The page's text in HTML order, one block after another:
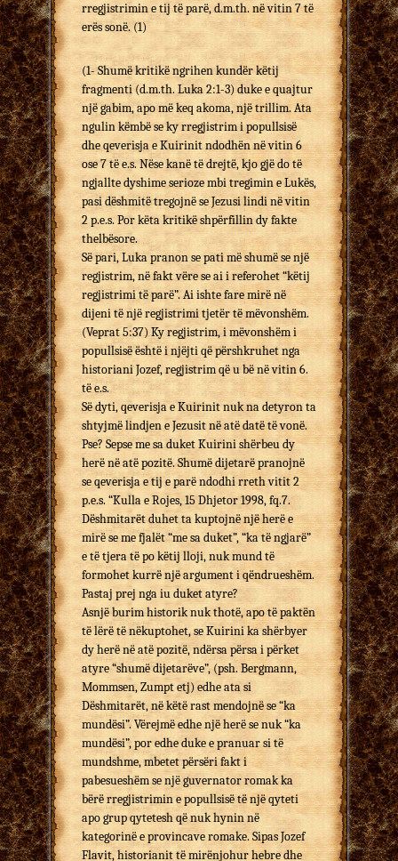
rregjistrimin e tij të parë, d.m.th. në vitin 7 të
erës sonë. (1)
(1- Shumë kritikë ngrihen kundër këtij
fragmenti (d.m.th. Luka 2:1-3) duke e quajtur
një gabim, apo më keq akoma, një trillim. Ata
ngulin këmbë se ky rregjistrim i popullsisë
dhe qeverisja e Kuirinit ndodhën në vitin 6
ose 7 të e.s. Nëse kanë të drejtë, kjo gjë do të
ngjallte dyshime serioze mbi tregimin e Lukës,
pasi dëshmitë tregojnë se Jezusi lindi në vitin
2 p.e.s. Por këta kritikë shpërfillin dy fakte
thelbësore.
Së pari, Luka pranon se pati më shumë se një
regjistrim, në fakt vëre se ai i referohet “këtij
regjistrimi të parë”. Ai ishte fare mirë në
dijeni të një regjistrimi tjetër të mëvonshëm.
(Veprat 5:37) Ky regjistrim, i mëvonshëm i
popullsisë është i njëjti që përshkruhet nga
historiani Jozef, regjistrim që u bë në vitin 6.
të e.s.
Së dyti, qeverisja e Kuirinit nuk na detyron ta
shtyjmë lindjen e Jezusit në atë datë të vonë.
Pse? Sepse me sa duket Kuirini shërbeu dy
herë në atë pozitë. Shumë dijetarë pranojnë
se qeverisja e tij e parë ndodhi rreth vitit 2
p.e.s. “Kulla e Rojes, 15 Dhjetor 1998, fq.7.
Dëshmitarët duhet ta kuptojnë një herë e
mirë se me fjalët “me sa duket”, “ka të ngjarë”
e të tjera të po këtij lloji, nuk mund të
formohet kurrë një argument i qëndrueshëm.
Pastaj prej nga iu duket atyre?
Asnjë burim historik nuk thotë, apo të paktën
të lërë të nëkuptohet, se Kuirini ka shërbyer
dy herë në atë pozitë, ndërsa përsa i përket
atyre “shumë dijetarëve”, (psh. Bergmann,
Mommsen, Zumpt etj) edhe ata si
Dëshmitarët, në këtë rast mendojnë se “ka
mundësi”. Vërejmë edhe një herë se nuk “ka
mundësi”, por edhe duke e pranuar si të
mundshme, mbetet përsëri fakt i
pabesueshëm se një guvernator romak ka
bërë rregjistrimin e popullsisë të një qyteti
apo grup qytetesh që nuk hynin në
kategorinë e provincave romake. Sipas Jozef
Flavit, historianit të mirënjohur hebre dhe